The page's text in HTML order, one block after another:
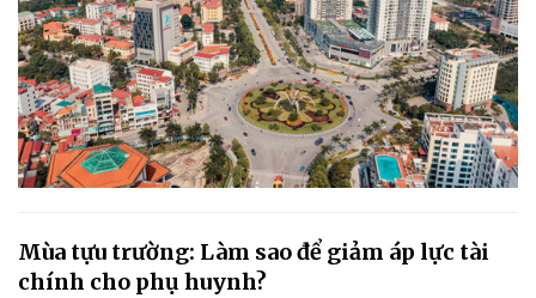
Mùa tựu trường: Làm sao để giảm áp lực tài
chính cho phụ huynh?